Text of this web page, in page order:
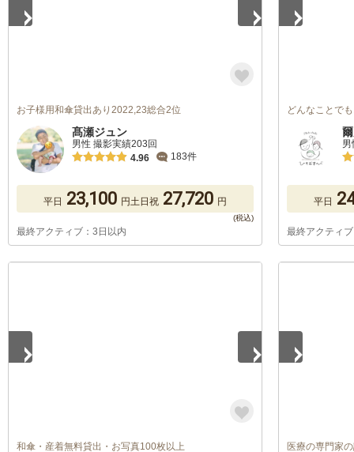
お子様用和傘貸出あり2022,23総合2位
髙瀬ジュン
男性 撮影実績203回
4.96
183件
平日 23,100 円土日祝 27,720 円
最終アクティブ：3日以内
どんなことで
平日
最終アクティ
和傘・産着無料貸出・お写真100枚以上 医療の専門家